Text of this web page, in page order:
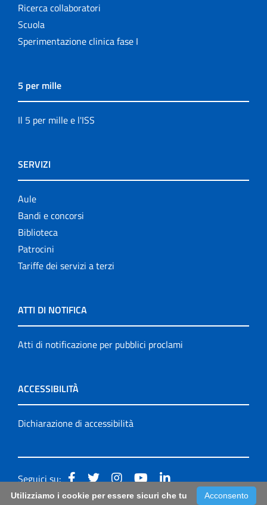
Ricerca collaboratori
Scuola
Sperimentazione clinica fase I
5 per mille
Il 5 per mille e l'ISS
SERVIZI
Aule
Bandi e concorsi
Biblioteca
Patrocini
Tariffe dei servizi a terzi
ATTI DI NOTIFICA
Atti di notificazione per pubblici proclami
ACCESSIBILITÀ
Dichiarazione di accessibilità
Seguici su:
Acconsento
Utilizziamo i cookie per essere sicuri che tu